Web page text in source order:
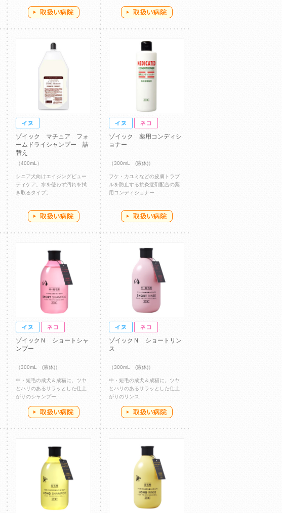
ゾイック マチュア フォ
ームドライシャンプー 詰
替え
（400mL）
シニア犬向けエイジングビュー
ティケア。水を使わず汚れを拭
き取るタイプ。
ゾイック 薬用コンディシ
ョナー
（300mL (液体)）
フケ・カユミなどの皮膚トラブ
ルを防止する抗炎症剤配合の薬
用コンディショナー
ゾイックＮ ショートシャ
ンプー
（300mL (液体)）
中・短毛の成犬＆成猫に。ツヤ
とハリのあるサラッとした仕上
がりのシャンプー
ゾイックＮ ショートリン
ス
（300mL (液体)）
中・短毛の成犬＆成猫に。ツヤ
とハリのあるサラッとした仕上
がりのリンス